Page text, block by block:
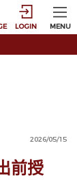
ると言語の切
LOGIN MENU
2026/05/15
前授